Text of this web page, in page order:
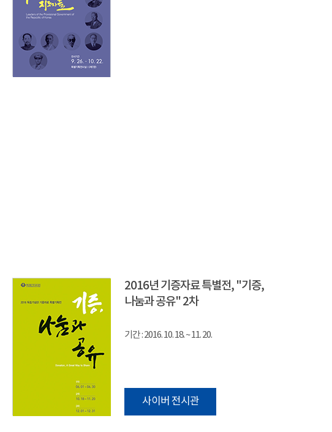
2016년 기증자료 특별전, "기증,
나눔과 공유" 2차
기간 : 2016. 10. 18. ~ 11. 20.
사이버 전시관